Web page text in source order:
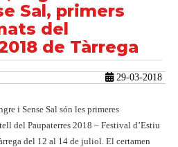
Sal, primers
del
de Tàrrega
29-03-2018
i Sense Sal són les primeres
del Paupaterres 2018 – Festival d’Estiu
del 12 al 14 de juliol. El certamen